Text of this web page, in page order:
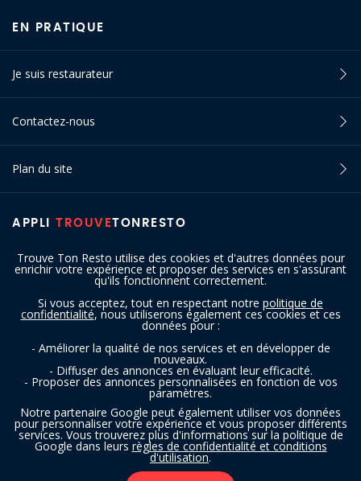
Trouve Ton Resto utilise des cookies et d'autres données pour
enrichir votre expérience et proposer des services en s'assurant
qu'ils fonctionnent correctement.
Si vous acceptez, tout en respectant notre politique de
confidentialité, nous utiliserons également ces cookies et ces
données pour :
- Améliorer la qualité de nos services et en développer de
nouveaux.
- Diffuser des annonces en évaluant leur efficacité.
- Proposer des annonces personnalisées en fonction de vos
paramètres.
Notre partenaire Google peut également utiliser vos données
pour personnaliser votre expérience et vous proposer différents
services. Vous trouverez plus d'informations sur la politique de
Google dans leurs règles de confidentialité et conditions
d'utilisation.
APPLI TROUVETONRESTO
EN PRATIQUE
Je suis restaurateur
Contactez-nous
Plan du site
SUIVEZ-NOUS
Copyright © 2016 - 2026 trouvetonresto.be ‐ Tous droits réservés | JDC
Resto SRL | Rue de Mettet 12 - 5640 Mettet (Belgique)